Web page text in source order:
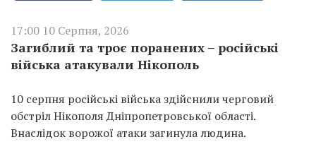
17:00 10 Серпня, 2026
Загиблий та троє поранених – російські
війська атакували Нікополь
10 серпня російські війська здійснили черговий
обстріл Нікополя Дніпропетровської області.
Внаслідок ворожої атаки загинула людина.